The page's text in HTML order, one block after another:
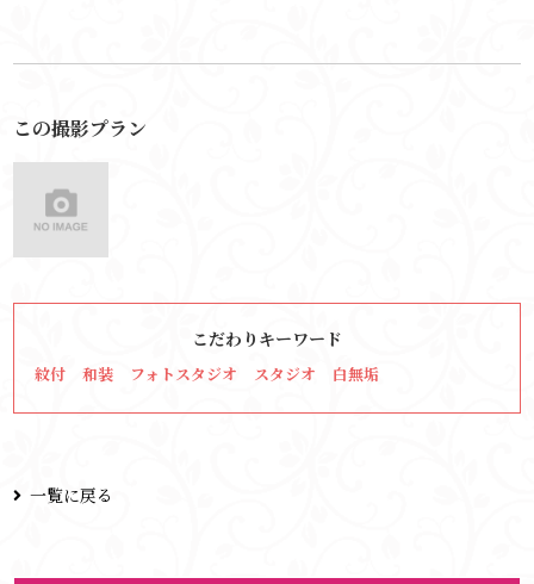
この撮影プラン
こだわりキーワード
紋付 和装 フォトスタジオ スタジオ 白無垢
一覧に戻る